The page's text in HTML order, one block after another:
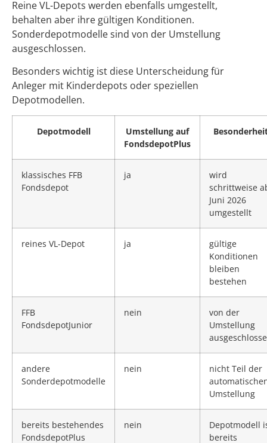
Reine VL-Depots werden ebenfalls umgestellt,
behalten aber ihre gültigen Konditionen.
Sonderdepotmodelle sind von der Umstellung
ausgeschlossen.
Besonders wichtig ist diese Unterscheidung für
Anleger mit Kinderdepots oder speziellen
Depotmodellen.
Depotmodell
Umstellung auf
FondsdepotPlus
klassisches FFB
Fondsdepot
ja
wird
schrittweise
Juni 2026
umgestellt
reines VL-Depot ja
gültige
Konditionen
bleiben
bestehen
FFB
FondsdepotJunior
nein
von der
Umstellung
andere
Sonderdepotmodelle
nein
nicht Teil der
Umstellung
bereits bestehendes
FondsdepotPlus
nein
Depotmodell
bereits